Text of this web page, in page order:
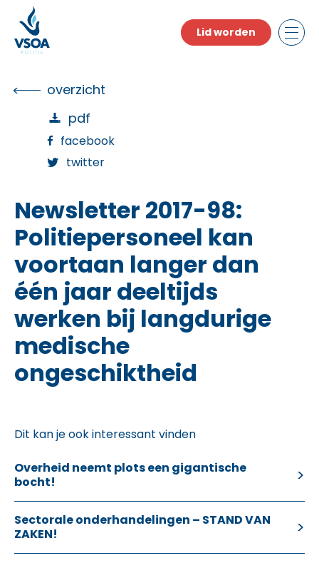
the
content
Lid worden
overzicht
pdf
facebook
twitter
Newsletter 2017-98:
Politiepersoneel kan
voortaan langer dan
één jaar deeltijds
werken bij langdurige
medische
ongeschiktheid
Dit kan je ook interessant vinden
Overheid neemt plots een gigantische
bocht!
Sectorale onderhandelingen – STAND VAN
ZAKEN!